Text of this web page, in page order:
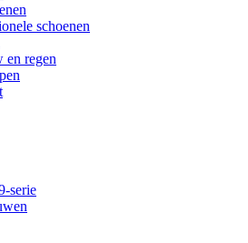
schoenen
en regen
serie